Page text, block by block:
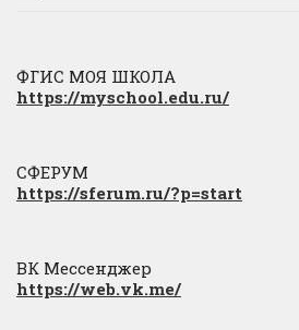
ФГИС МОЯ ШКОЛА
https://myschool.edu.ru/
СФЕРУМ
https://sferum.ru/?p=start
ВК Мессенджер
https://web.vk.me/